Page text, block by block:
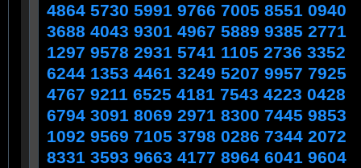
4864 5730 5991 9766 7005 8551 0940
3688 4043 9301 4967 5889 9385 2771
1297 9578 2931 5741 1105 2736 3352
6244 1353 4461 3249 5207 9957 7925
4767 9211 6525 4181 7543 4223 0428
6794 3091 8069 2971 8300 7445 9853
1092 9569 7105 3798 0286 7344 2072
8331 3593 9663 4177 8964 6041 9604